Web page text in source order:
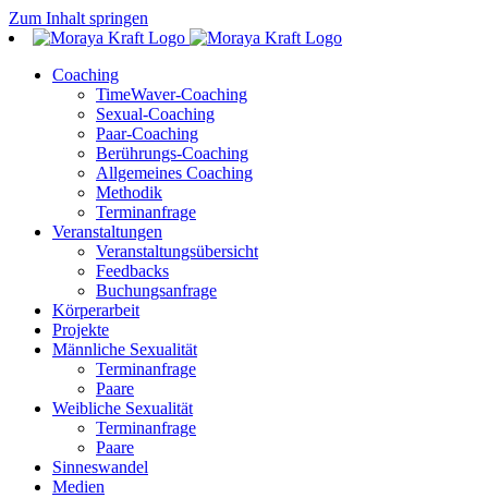
Zum Inhalt springen
Coaching
TimeWaver-Coaching
Sexual-Coaching
Paar-Coaching
Berührungs-Coaching
Allgemeines Coaching
Methodik
Terminanfrage
Veranstaltungen
Veranstaltungsübersicht
Feedbacks
Buchungsanfrage
Körperarbeit
Projekte
Männliche Sexualität
Terminanfrage
Paare
Weibliche Sexualität
Terminanfrage
Paare
Sinneswandel
Medien